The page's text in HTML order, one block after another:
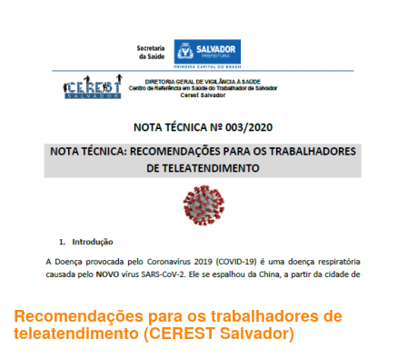
Fonoaudiologia
Saúde
do
Trabalhador
Recomendações para os trabalhadores de
teleatendimento (CEREST Salvador)